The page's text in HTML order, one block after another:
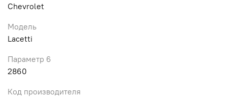
Chevrolet
Модель
Lacetti
Параметр 6
2860
Код производителя